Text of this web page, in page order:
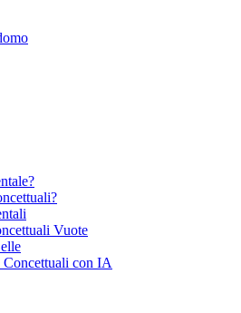
Vuote
Concettuali con IA